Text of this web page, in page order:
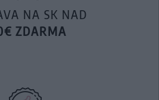
NA SK NAD
ZDARMA